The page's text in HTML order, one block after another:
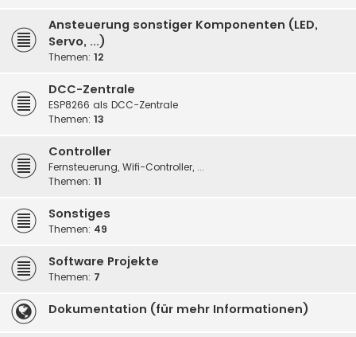
Ansteuerung sonstiger Komponenten (LED,
Servo, ...)
Themen: 12
DCC-Zentrale
ESP8266 als DCC-Zentrale
Themen: 13
Controller
Fernsteuerung, Wifi-Controller, ...
Themen: 11
Sonstiges
Themen: 49
Software Projekte
Themen: 7
Dokumentation (für mehr Informationen)